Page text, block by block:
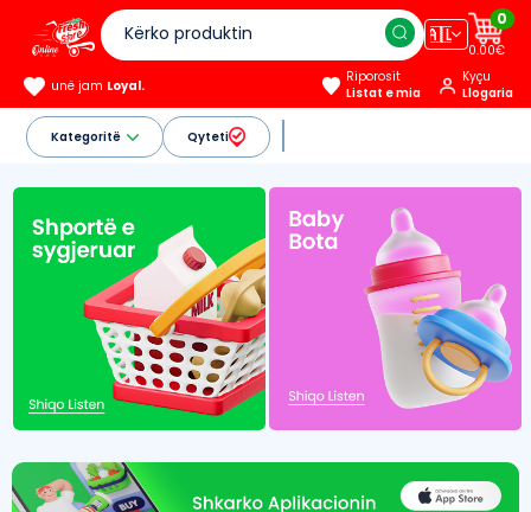
🇦🇱
0
0.00€
unë jam Loyal.
Riporosit
Listat e mia
Kyçu
Llogaria
Kategoritë Qyteti